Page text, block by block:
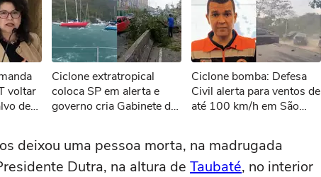
possível reproduzir o vídeo
novamente
voltar
de
Ciclone extratropical
coloca SP em alerta e
governo cria Gabinete de
Ciclone bomba: Defesa
Civil alerta para ventos de
até 100 km/h em São
deixou uma pessoa morta, na madrugada
Dutra, na altura de Taubaté, no interior